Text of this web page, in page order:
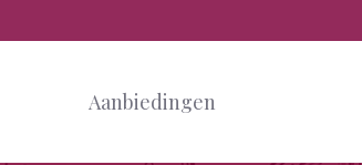
Aanbiedingen